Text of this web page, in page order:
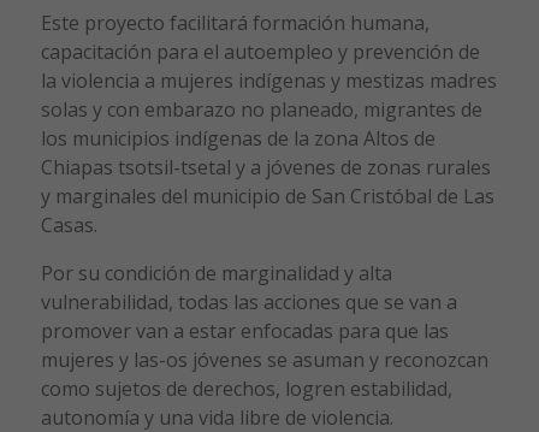
Este proyecto facilitará formación humana,
capacitación para el autoempleo y prevención de
la violencia a mujeres indígenas y mestizas madres
solas y con embarazo no planeado, migrantes de
los municipios indígenas de la zona Altos de
Chiapas tsotsil-tsetal y a jóvenes de zonas rurales
y marginales del municipio de San Cristóbal de Las
Casas.
Por su condición de marginalidad y alta
vulnerabilidad, todas las acciones que se van a
promover van a estar enfocadas para que las
mujeres y las-os jóvenes se asuman y reconozcan
como sujetos de derechos, logren estabilidad,
autonomía y una vida libre de violencia.